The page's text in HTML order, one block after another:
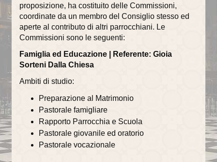
La torre campanaria
Gli Alabardieri
Arte e collezioni
La Corona Ferrea
La Cappella di Teodolinda
I grandi Cicli Decorativi
Il Museo e il Tesoro
proposizione, ha costituito delle Commissioni,
coordinate da un membro del Consiglio stesso ed
aperte al contributo di altri parrocchiani. Le
Commissioni sono le seguenti:
Famiglia ed Educazione | Referente: Gioia
Sorteni Dalla Chiesa
Ambiti di studio:
Preparazione al Matrimonio
Pastorale famigliare
Rapporto Parrocchia e Scuola
Pastorale giovanile ed oratorio
Pastorale vocazionale